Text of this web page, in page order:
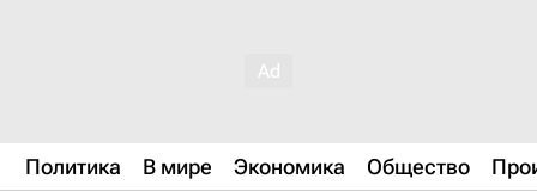
Политика В мире Экономика Общество